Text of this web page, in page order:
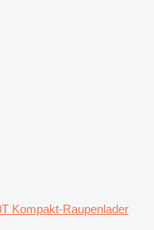
Kompakt-Raupenlader